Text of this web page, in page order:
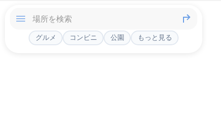
グルメ コンビニ 公園 もっと見る